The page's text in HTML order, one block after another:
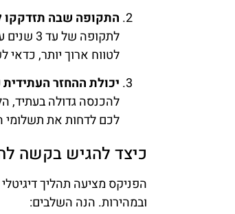
התקופה שבה תזדקקו
לטווח ארוך יותר, כדאי לשקול הלוואה ל-5-7
יכולת ההחזר
להכנסה גדולה בעתיד,
לכם לדחות את תשלומי
כיצד להגיש בקשה
הפניקס מציעה תהליך
ובמהירות. הנה השלבים: